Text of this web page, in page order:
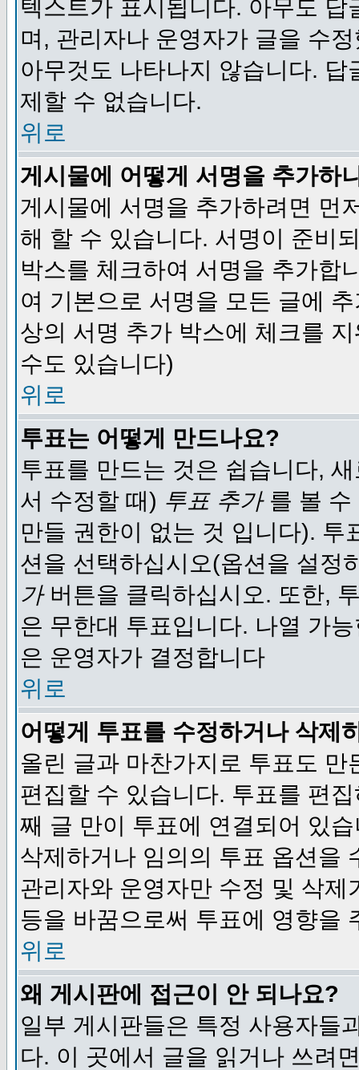
텍스트가 표시됩니다. 아무도
며, 관리자나 운영자가 글을 수
아무것도 나타나지 않습니다.
제할 수 없습니다.
위로
게시물에 어떻게 서명을 추가하
게시물에 서명을 추가하려면 먼
해 할 수 있습니다. 서명이 준비
박스를 체크하여 서명을 추가합
여 기본으로 서명을 모든 글에
상의 서명 추가 박스에 체크를
수도 있습니다)
위로
투표는 어떻게 만드나요?
투표를 만드는 것은 쉽습니다,
서 수정할 때) 투표 추가를 볼 수
만들 권한이 없는 것 입니다).
션을 선택하십시오(옵션을 설정
가버튼을 클릭하십시오. 또한,
은 무한대 투표입니다. 나열 가
은 운영자가 결정합니다
위로
어떻게 투표를 수정하거나 삭제
올린 글과 마찬가지로 투표도
편집할 수 있습니다. 투표를 편
째 글 만이 투표에 연결되어 있
삭제하거나 임의의 투표 옵션을
관리자와 운영자만 수정 및 삭
등을 바꿈으로써 투표에 영향을
위로
왜 게시판에 접근이 안 되나요?
일부 게시판들은 특정 사용자들
다. 이 곳에서 글을 읽거나 쓰려